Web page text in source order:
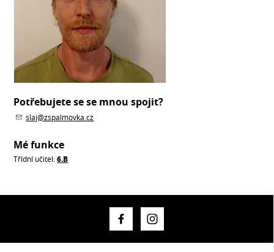
Potřebujete se se mnou spojit?
slaj@zspalmovka.cz
Mé funkce
Třídní učitel:6.B